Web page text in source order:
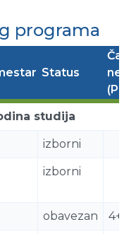
programa
Status
studija
izborni
izborni
obavezan 4+3